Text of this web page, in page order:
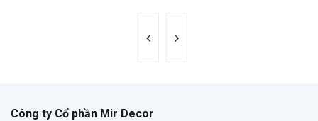
Công ty Cổ phần Mir Decor